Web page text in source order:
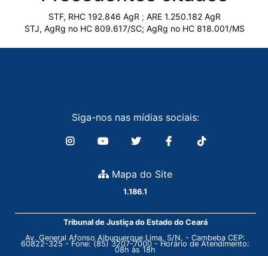
STF, RHC 192.846 AgR ; ARE 1.250.182 AgR
STJ, AgRg no HC 809.617/SC; AgRg no HC 818.001/MS
Siga-nos nas mídias sociais:
Mapa do Site
1.186.1
Tribunal de Justiça do Estado do Ceará
Av. General Afonso Albuquerque Lima, S/N. - Cambeba CEP:
60822-325 - Fone: (85) 3207-7000 - Horário de Atendimento:
08h às 18h